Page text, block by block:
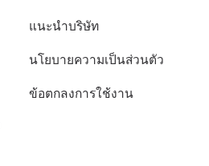
แนะนำบริษัท
นโยบายความเป็นส่วนตัว
ข้อตกลงการใช้งาน